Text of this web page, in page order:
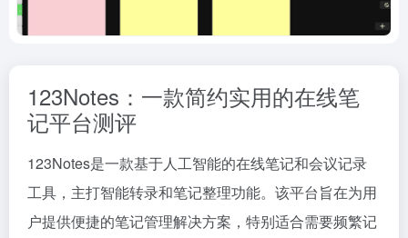
123Notes：一款简约实用的在线笔
记平台测评
123Notes是一款基于人工智能的在线笔记和会议记录
工具，主打智能转录和笔记整理功能。该平台旨在为用
户提供便捷的笔记管理解决方案，特别适合需要频繁记